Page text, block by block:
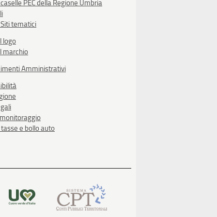
PEC della Regione Umbria
tematici
logo
marchio
Amministrativi
e bollo auto